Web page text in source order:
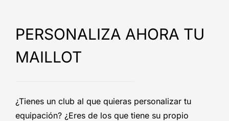
PERSONALIZA AHORA TU
MAILLOT
¿Tienes un club al que quieras personalizar tu
equipación? ¿Eres de los que tiene su propio